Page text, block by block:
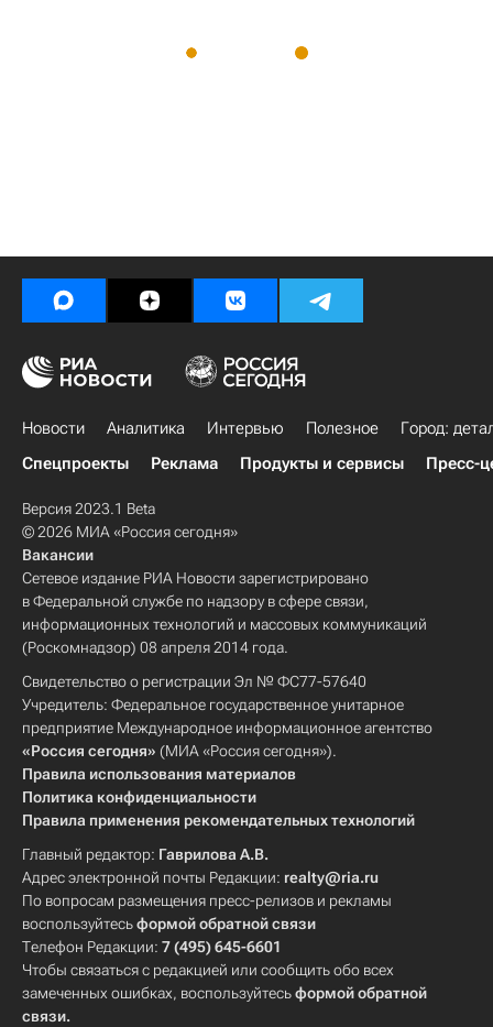
Новости Аналитика Интервью Полезное
Город:
Спецпроекты
Реклама Продукты и сервисы Пресс-
Версия 2023.1 Beta
© 2026 МИА «Россия сегодня»
Вакансии
Сетевое издание РИА Новости зарегистрировано
в Федеральной службе по надзору в сфере связи,
информационных технологий и массовых коммуникаций
(Роскомнадзор) 08 апреля 2014 года.
Свидетельство о регистрации Эл № ФС77-57640
Учредитель: Федеральное государственное унитарное
предприятие Международное информационное агентство
«Россия сегодня» (МИА «Россия сегодня»).
Правила использования материалов
Политика конфиденциальности
Правила применения рекомендательных технологий
Главный редактор: Гаврилова А.В.
Адрес электронной почты Редакции: realty@ria.ru
По вопросам размещения пресс-релизов и рекламы
воспользуйтесьформой обратной связи
Телефон Редакции: 7 (495) 645-6601
Чтобы связаться с редакцией или сообщить обо всех
замеченных ошибках, воспользуйтесьформой обратной
связи.